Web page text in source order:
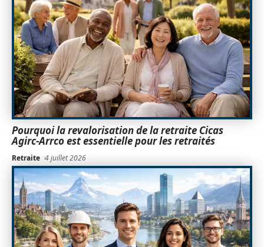
Pourquoi la revalorisation de la retraite Cicas
Agirc-Arrco est essentielle pour les retraités
Retraite 4 juillet 2026